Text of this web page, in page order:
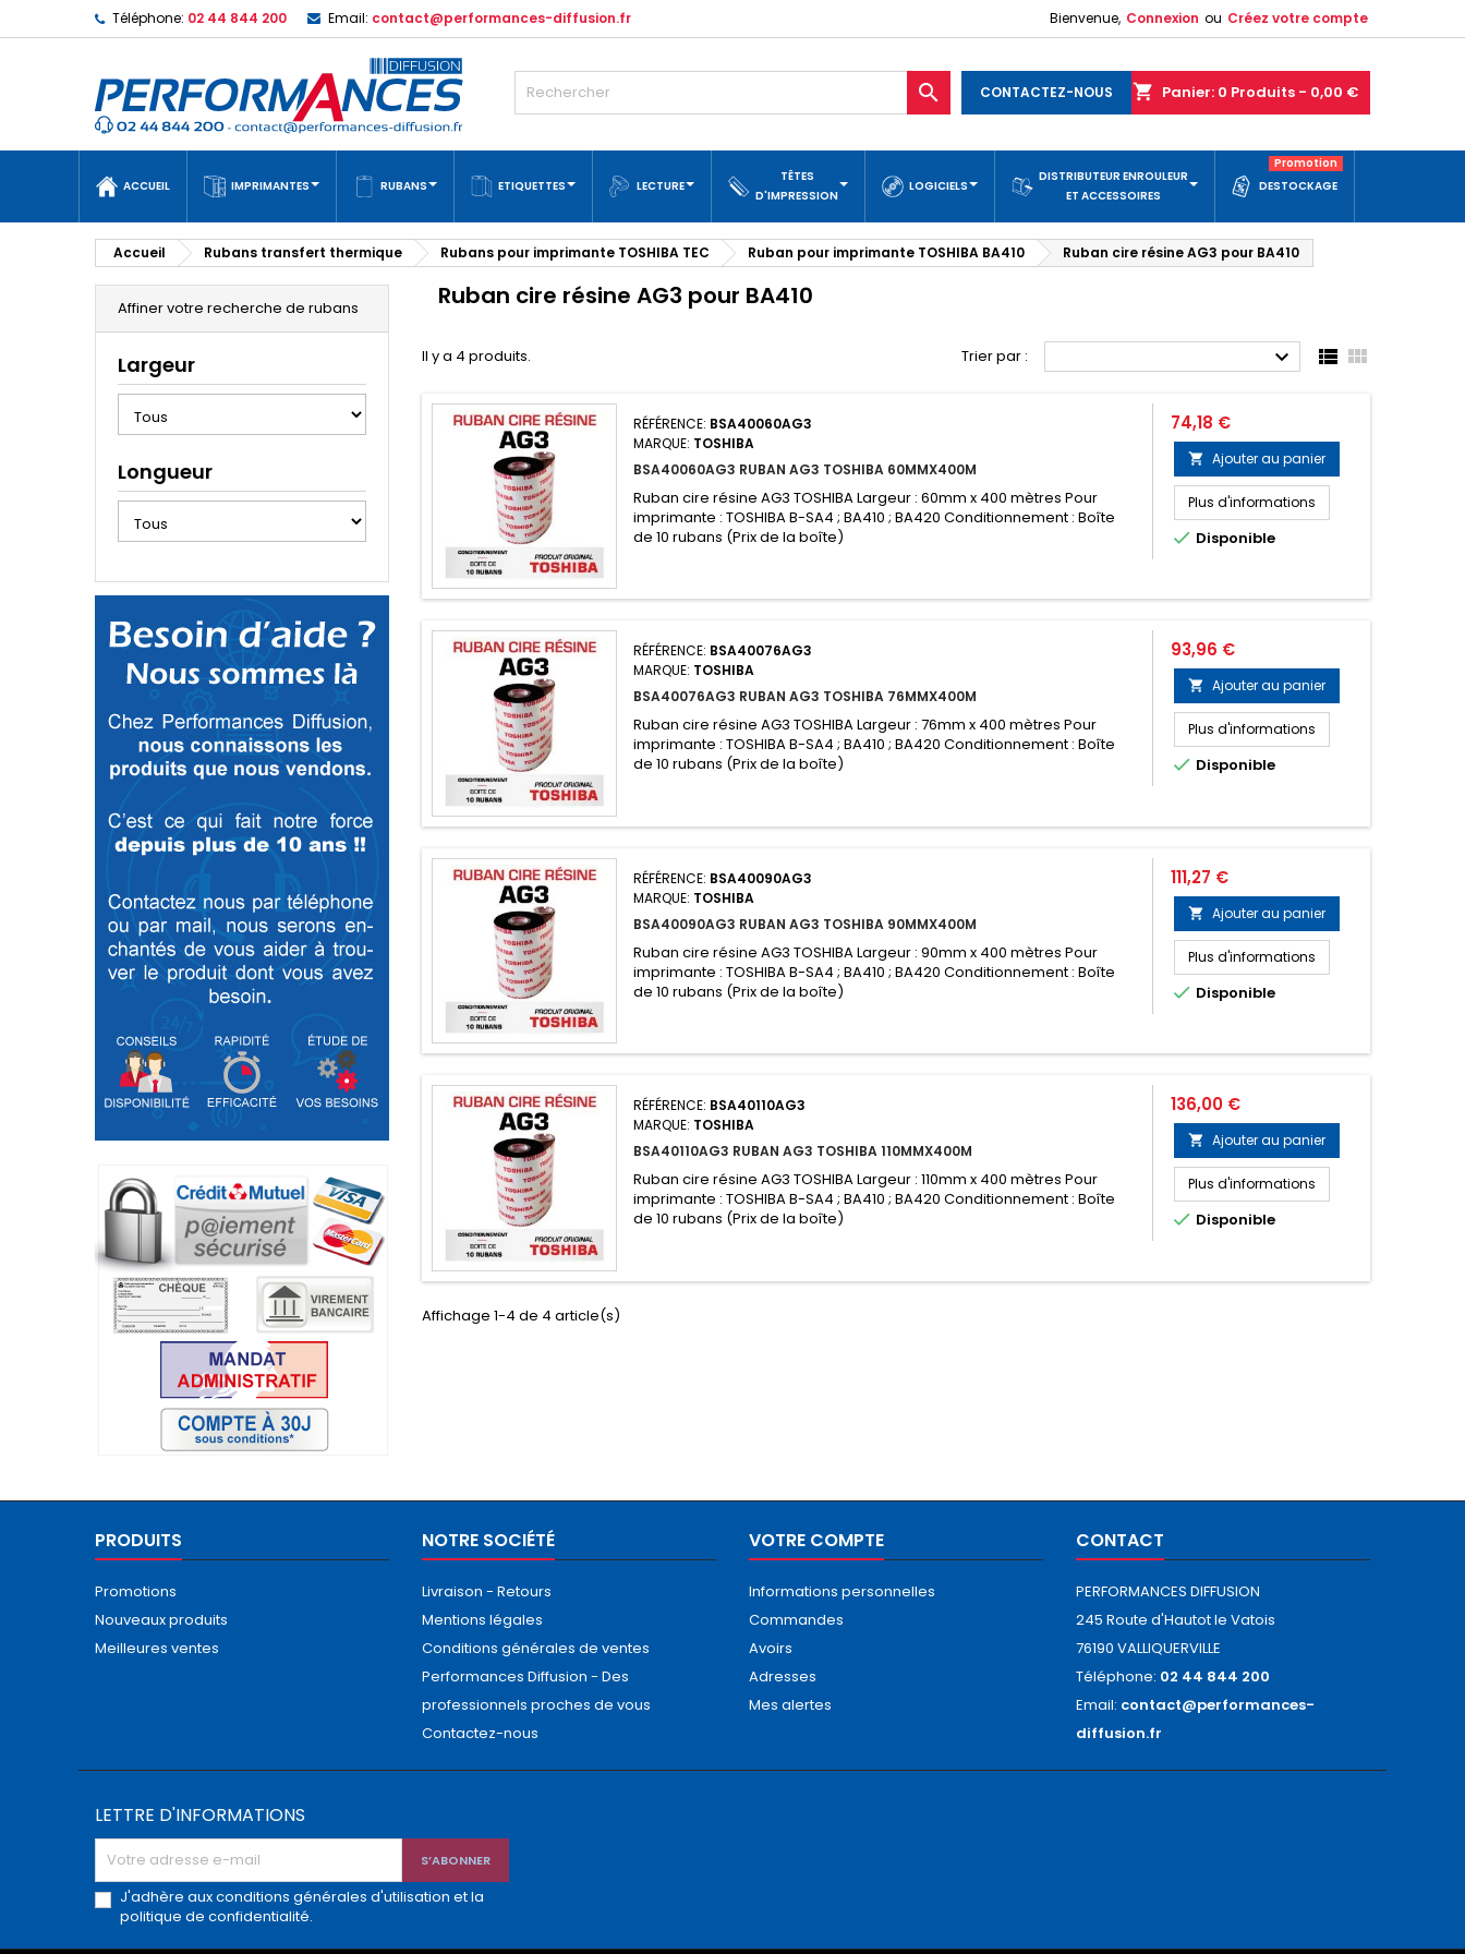
Téléphone: 02 44 844 200 Email: contact@performances-diffusion.fr Bienvenue, Connexion ou Créez votre compte
shopping_cart Panier: 0 Produits - 0,00 €
CONTACTEZ-NOUS

ACCUEIL IMPRIMANTES RUBANS ETIQUETTES LECTURE
TÊTES
D'IMPRESSION
LOGICIELS
DISTRIBUTEUR ENROULEUR
ET ACCESSOIRES
DESTOCKAGE
Promotion
Accueil Rubans transfert thermique Rubans pour imprimante TOSHIBA TEC Ruban pour imprimante TOSHIBA BA410 Ruban cire résine AG3 pour BA410
Affiner votre recherche de rubans
Largeur
Longueur
Ruban cire résine AG3 pour BA410
Il y a 4 produits. Trier par :   
RÉFÉRENCE: BSA40060AG3
MARQUE: TOSHIBA
BSA40060AG3 RUBAN AG3 TOSHIBA 60MMX400M
Ruban cire résine AG3 TOSHIBA Largeur : 60mm x 400 mètres Pour
imprimante : TOSHIBA B-SA4 ; BA410 ; BA420 Conditionnement : Boîte
de 10 rubans (Prix de la boîte)
Prix
74,18 €
 Ajouter au panier
Plus d'informations
 Disponible
RÉFÉRENCE: BSA40076AG3
MARQUE: TOSHIBA
BSA40076AG3 RUBAN AG3 TOSHIBA 76MMX400M
Ruban cire résine AG3 TOSHIBA Largeur : 76mm x 400 mètres Pour
imprimante : TOSHIBA B-SA4 ; BA410 ; BA420 Conditionnement : Boîte
de 10 rubans (Prix de la boîte)
Prix
93,96 €
 Ajouter au panier
Plus d'informations
 Disponible
RÉFÉRENCE: BSA40090AG3
MARQUE: TOSHIBA
BSA40090AG3 RUBAN AG3 TOSHIBA 90MMX400M
Ruban cire résine AG3 TOSHIBA Largeur : 90mm x 400 mètres Pour
imprimante : TOSHIBA B-SA4 ; BA410 ; BA420 Conditionnement : Boîte
de 10 rubans (Prix de la boîte)
Prix
111,27 €
 Ajouter au panier
Plus d'informations
 Disponible
RÉFÉRENCE: BSA40110AG3
MARQUE: TOSHIBA
BSA40110AG3 RUBAN AG3 TOSHIBA 110MMX400M
Ruban cire résine AG3 TOSHIBA Largeur : 110mm x 400 mètres Pour
imprimante : TOSHIBA B-SA4 ; BA410 ; BA420 Conditionnement : Boîte
de 10 rubans (Prix de la boîte)
Prix
136,00 €
 Ajouter au panier
Plus d'informations
 Disponible
Affichage 1-4 de 4 article(s)
PRODUITS
Promotions
Nouveaux produits
Meilleures ventes
NOTRE SOCIÉTÉ
Livraison - Retours
Mentions légales
Conditions générales de ventes
Performances Diffusion - Des
professionnels proches de vous
Contactez-nous
VOTRE COMPTE
Informations personnelles
Commandes
Avoirs
Adresses
Mes alertes
CONTACT
PERFORMANCES DIFFUSION
245 Route d'Hautot le Vatois
76190 VALLIQUERVILLE
Téléphone: 02 44 844 200
Email: contact@performances-
diffusion.fr
LETTRE D'INFORMATIONS
J'adhère aux conditions générales d'utilisation et la
politique de confidentialité.